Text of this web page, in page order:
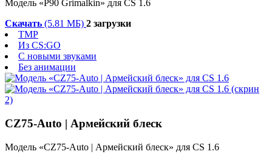
Модель «P90 Grimalkin» для CS 1.6
Скачать (5.81 МБ) 2 загрузки
TMP
Из CS:GO
С новыми звуками
Без анимации
CZ75-Auto | Армейский блеск
Модель «CZ75-Auto | Армейский блеск» для CS 1.6